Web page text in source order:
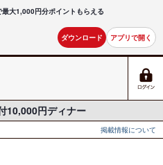
最大1,000円分ポイントもらえる
ダウンロード アプリで開く
10,000円ディナー
掲載情報について